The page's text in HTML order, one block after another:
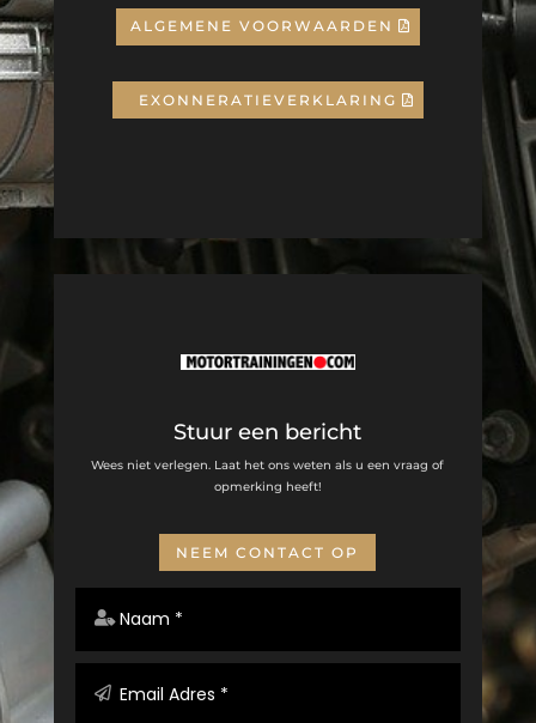
ALGEMENE VOORWAARDEN
EXONNERATIEVERKLARING
Stuur een bericht
Wees niet verlegen. Laat het ons weten als u een vraag of
opmerking heeft!
NEEM CONTACT OP